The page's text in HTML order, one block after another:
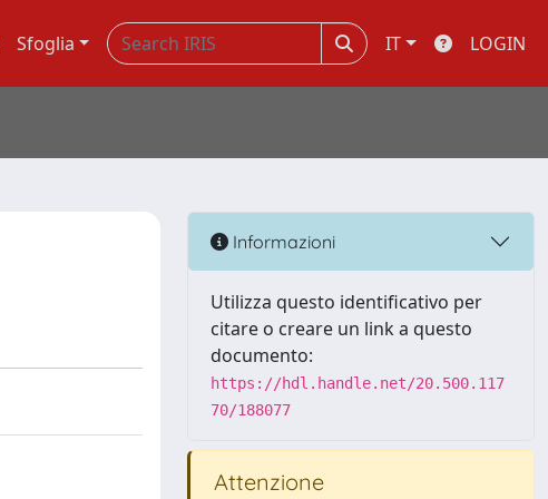
Sfoglia IT LOGIN
Informazioni
Utilizza questo identificativo per
citare o creare un link a questo
documento:
https://hdl.handle.net/20.500.117
70/188077
Attenzione